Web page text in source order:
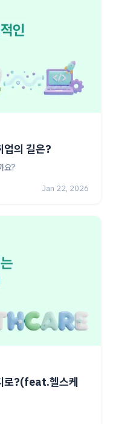
업의 길은?
요?
Jan 22, 2026
로?(feat.헬스케